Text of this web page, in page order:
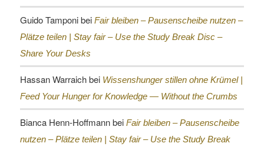
Guido Tamponibei Fair bleiben – Pausenscheibe nutzen –
Plätze teilen | Stay fair – Use the Study Break Disc –
Share Your Desks
Hassan Warraichbei Wissenshunger stillen ohne Krümel |
Feed Your Hunger for Knowledge — Without the Crumbs
Bianca Henn-Hoffmannbei Fair bleiben – Pausenscheibe
nutzen – Plätze teilen | Stay fair – Use the Study Break